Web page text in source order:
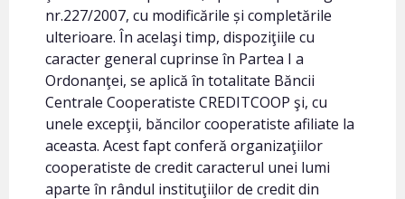
nr.227/2007, cu modificările și completările
ulterioare. În acelaşi timp, dispoziţiile cu
caracter general cuprinse în Partea I a
Ordonanţei, se aplică în totalitate Băncii
Centrale Cooperatiste CREDITCOOP şi, cu
unele excepţii, băncilor cooperatiste afiliate la
aceasta. Acest fapt conferă organizaţiilor
cooperatiste de credit caracterul unei lumi
aparte în rândul instituţiilor de credit din